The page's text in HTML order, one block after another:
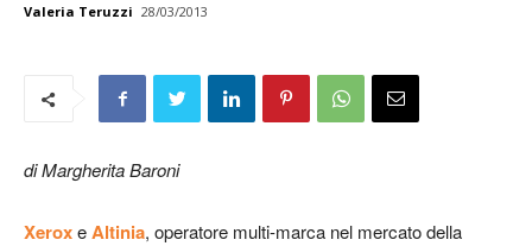
Valeria Teruzzi 28/03/2013
di Margherita Baroni
XeroxeAltinia, operatore multi-marca nel mercato della